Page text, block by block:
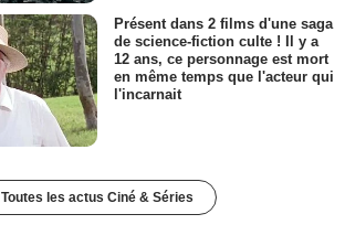
Présent dans 2 films d'une saga
de science-fiction culte ! Il y a
12 ans, ce personnage est mort
en même temps que l'acteur qui
l'incarnait
Toutes les actus Ciné & Séries